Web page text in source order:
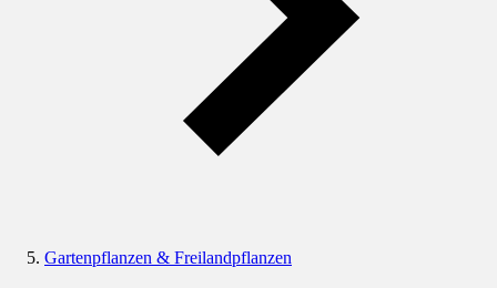
Gartenpflanzen & Freilandpflanzen